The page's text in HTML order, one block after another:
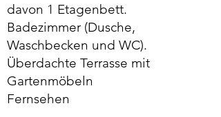
davon 1 Etagenbett.
Badezimmer (Dusche,
Waschbecken und WC).
Überdachte Terrasse mit
Gartenmöbeln
Fernsehen